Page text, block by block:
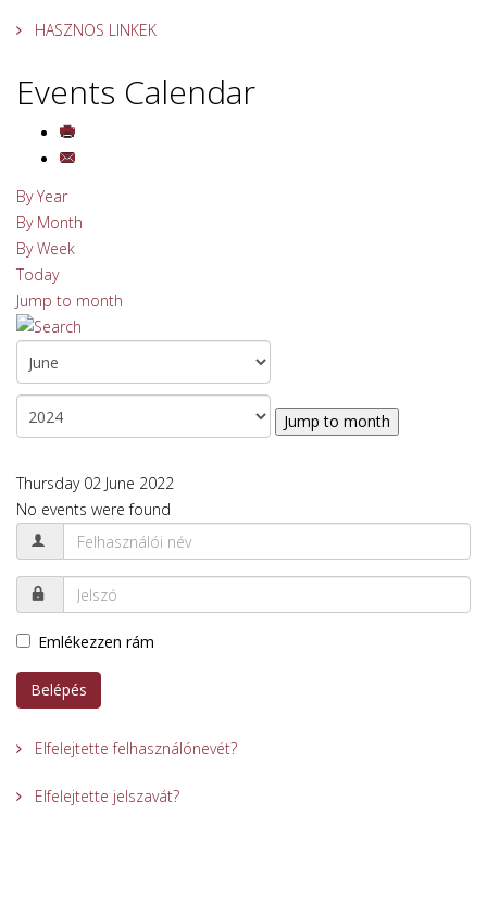
HASZNOS LINKEK
Events Calendar
By Year
By Month
By Week
Today
Jump to month
Jump to month
Thursday 02 June 2022
No events were found
Emlékezzen rám
Belépés
Elfelejtette felhasználónevét?
Elfelejtette jelszavát?